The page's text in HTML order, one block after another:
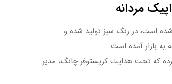
است، در رنگ سبز تولید شده و
بازار آمده است.
که تحت هدایت کریستوفر چانگ، مدیر